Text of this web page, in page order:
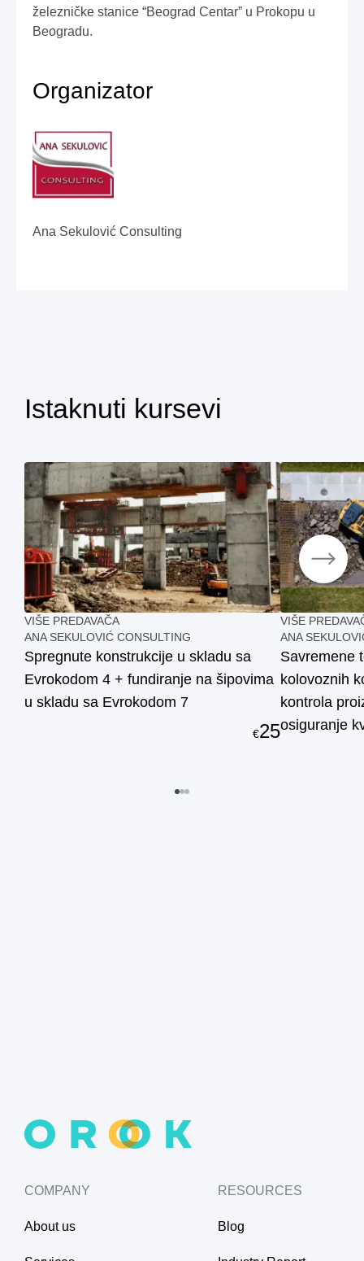
železničke stanice “Beograd Centar” u Prokopu u
Beogradu.
Organizator
Ana Sekulović Consulting
Istaknuti kursevi
VIŠE PREDAVAČA
ANA SEKULOVIĆ CONSULTING
Spregnute konstrukcije u skladu sa
Evrokodom 4 + fundiranje na šipovima
u skladu sa Evrokodom 7
€25
VIŠE
ANA
Savremene
kolovoznih
kontrola
osiguranje
COMPANY
About us
RESOURCES
Blog